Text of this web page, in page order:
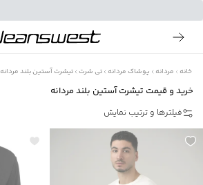
خانه مردانه پوشاک مردانه تی شرت تیشرت آستین بلند مردانه
خرید و قیمت تیشرت آستین بلند مردانه
فیلترها و ترتیب نمایش